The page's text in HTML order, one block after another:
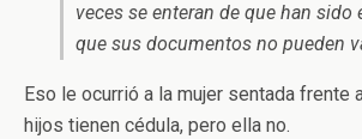
veces se enteran de que han
que sus documentos no pueden
Eso le ocurrió a la mujer sentada frente
hijos tienen cédula, pero ella no.